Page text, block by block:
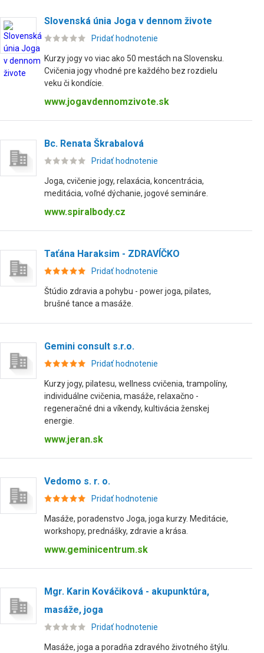
Slovenská únia Joga v dennom živote
Pridať hodnotenie
Kurzy jogy vo viac ako 50 mestách na Slovensku.
Cvičenia jogy vhodné pre každého bez rozdielu
veku či kondície.
www.jogavdennomzivote.sk
Bc. Renata Škrabalová
Pridať hodnotenie
Joga, cvičenie jogy, relaxácia, koncentrácia,
meditácia, voľné dýchanie, jogové semináre.
www.spiralbody.cz
Taťána Haraksim - ZDRAVÍČKO
Pridať hodnotenie
Štúdio zdravia a pohybu - power joga, pilates,
brušné tance a masáže.
Gemini consult s.r.o.
Pridať hodnotenie
Kurzy jogy, pilatesu, wellness cvičenia, trampolíny,
individuálne cvičenia, masáže, relaxačno -
regeneračné dni a víkendy, kultivácia ženskej
energie.
www.jeran.sk
Vedomo s. r. o.
Pridať hodnotenie
Masáže, poradenstvo Joga, joga kurzy. Meditácie,
workshopy, prednášky, zdravie a krása.
www.geminicentrum.sk
Mgr. Karin Kováčiková - akupunktúra,
masáže, joga
Pridať hodnotenie
Masáže, joga a poradňa zdravého životného štýlu.